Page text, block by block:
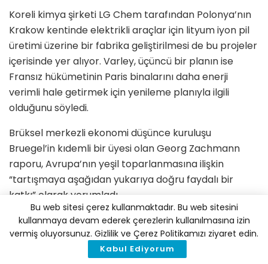
Koreli kimya şirketi LG Chem tarafından Polonya’nın
Krakow kentinde elektrikli araçlar için lityum iyon pil
üretimi üzerine bir fabrika geliştirilmesi de bu projeler
içerisinde yer alıyor. Varley, üçüncü bir planın ise
Fransız hükümetinin Paris binalarını daha enerji
verimli hale getirmek için yenileme planıyla ilgili
olduğunu söyledi.
Brüksel merkezli ekonomi düşünce kuruluşu
Bruegel’in kıdemli bir üyesi olan Georg Zachmann
raporu, Avrupa’nın yeşil toparlanmasına ilişkin
“tartışmaya aşağıdan yukarıya doğru faydalı bir
katkı” olarak yorumladı.
Zachmann, bu projelerin uygulanmasının “ucuz faiz
oranlarından fazlasını” gerektireceğini, yatırımlara
olan ilgiyi artırmak için daha geniş bir politika
Bu web sitesi çerez kullanmaktadır. Bu web sitesini
kullanmaya devam ederek çerezlerin kullanılmasına izin
vermiş oluyorsunuz. Gizlilik ve Çerez Politikamızı ziyaret edin.
Kabul Ediyorum